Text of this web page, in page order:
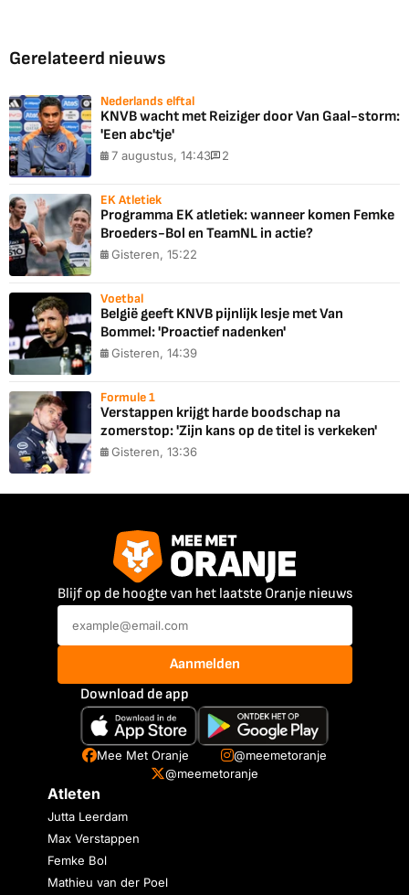
Gerelateerd nieuws
Nederlands elftal
KNVB wacht met Reiziger door Van Gaal-storm:
'Een abc'tje'
7 augustus, 14:43 2
EK Atletiek
Programma EK atletiek: wanneer komen Femke
Broeders-Bol en TeamNL in actie?
Gisteren, 15:22
Voetbal
België geeft KNVB pijnlijk lesje met Van
Bommel: 'Proactief nadenken'
Gisteren, 14:39
Formule 1
Verstappen krijgt harde boodschap na
zomerstop: 'Zijn kans op de titel is verkeken'
Gisteren, 13:36
Blijf op de hoogte van het laatste Oranje nieuws
Aanmelden
Download de app
Mee Met Oranje
@meemetoranje
@meemetoranje
Atleten
Jutta Leerdam
Max Verstappen
Femke Bol
Mathieu van der Poel